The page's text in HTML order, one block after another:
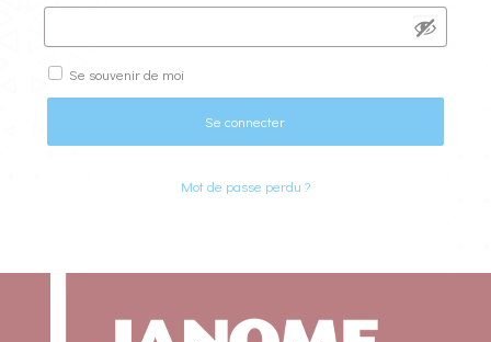
Se souvenir de moi
Se connecter
Mot de passe perdu ?